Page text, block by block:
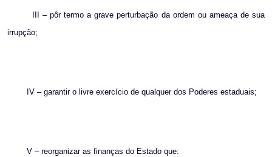
III – pôr termo a grave perturbação da ordem ou ameaça de sua
irrupção;
IV – garantir o livre exercício de qualquer dos Poderes estaduais;
V – reorganizar as finanças do Estado que: